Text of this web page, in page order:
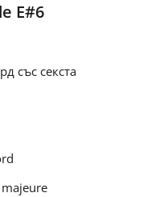
E#6
със секста